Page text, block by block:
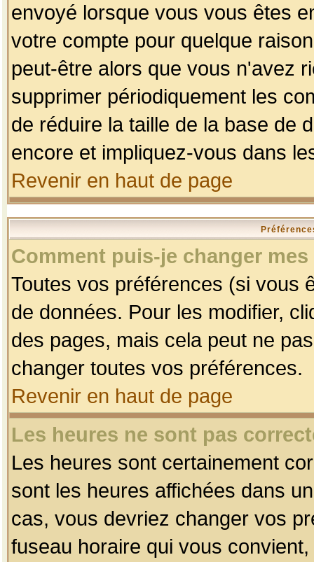
envoyé lorsque vous vous êtes
votre compte pour quelque
peut-être alors que vous n'avez
supprimer périodiquement les
de réduire la taille de la base de
encore et impliquez-vous dans
Revenir en haut de page
Comment puis-je changer
Toutes vos préférences (si vous
de données. Pour les modifier,
des pages, mais cela peut ne
changer toutes vos préférences.
Revenir en haut de page
Les heures ne sont pas
Les heures sont certainement
sont les heures affichées dans
cas, vous devriez changer vos
fuseau horaire qui vous